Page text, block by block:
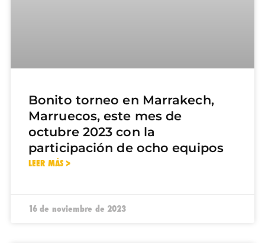
Bonito torneo en Marrakech,
Marruecos, este mes de
octubre 2023 con la
participación de ocho equipos
LEER MÁS >
16 de noviembre de 2023